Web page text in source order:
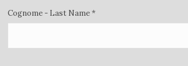
Cognome - Last Name *